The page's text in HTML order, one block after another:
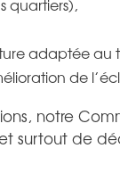
quartiers),
adaptée au
de
notre
surtout de